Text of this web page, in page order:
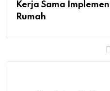
Kerja Sama
Rumah